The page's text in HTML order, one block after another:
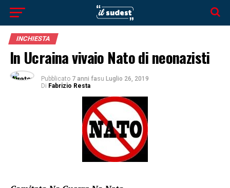
INCHIESTA
In Ucraina vivaio Nato di neonazisti
Pubblicato 7 anni fasu Luglio 26, 2019
Di Fabrizio Resta